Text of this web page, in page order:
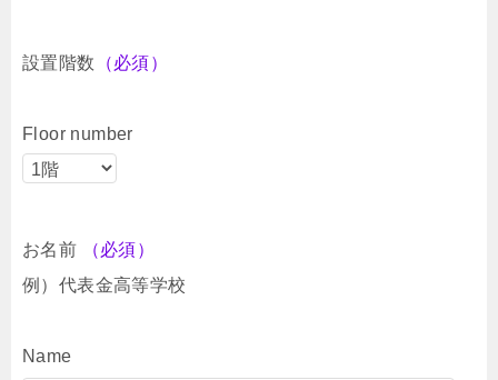
設置階数 （必須）
Floor number
お名前
（必須）
例）代表金高等学校
Name